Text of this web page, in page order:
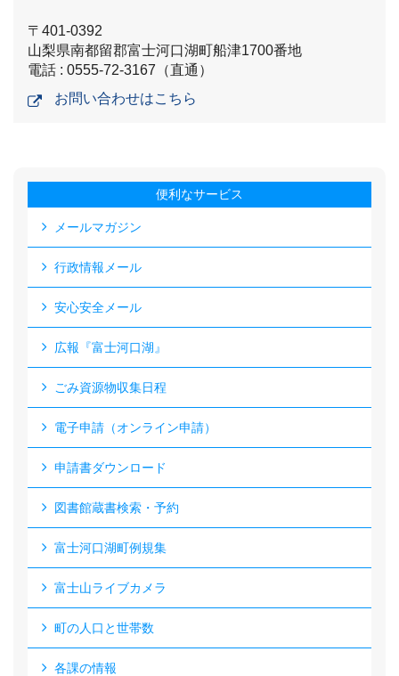
〒401-0392
山梨県南都留郡富士河口湖町船津1700番地
電話 : 0555-72-3167（直通）
お問い合わせはこちら
便利なサービス
メールマガジン
行政情報メール
安心安全メール
広報『富士河口湖』
ごみ資源物収集日程
電子申請（オンライン申請）
申請書ダウンロード
図書館蔵書検索・予約
富士河口湖町例規集
富士山ライブカメラ
町の人口と世帯数
各課の情報